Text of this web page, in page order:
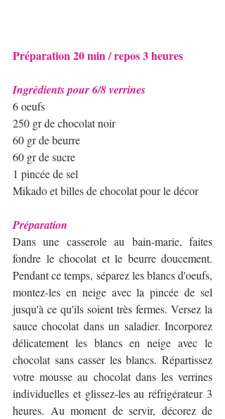
Préparation 20 min / repos 3 heures
Ingrédients pour 6/8 verrines
6 oeufs
250 gr de chocolat noir
60 gr de beurre
60 gr de sucre
1 pincée de sel
Mikado et billes de chocolat pour le décor
Préparation
Dans une casserole au bain-marie, faites
fondre le chocolat et le beurre doucement.
Pendant ce temps, séparez les blancs d'oeufs,
montez-les en neige avec la pincée de sel
jusqu'à ce qu'ils soient très fermes. Versez la
sauce chocolat dans un saladier. Incorporez
délicatement les blancs en neige avec le
chocolat sans casser les blancs. Répartissez
votre mousse au chocolat dans les verrines
individuelles et glissez-les au réfrigérateur 3
heures. Au moment de servir, décorez de